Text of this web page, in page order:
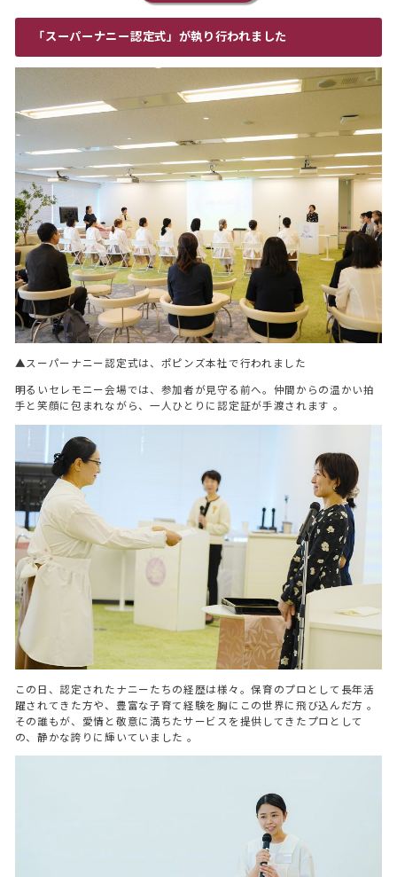
「スーパーナニー認定式」が執り行われました
▲スーパーナニー認定式は、ポピンズ本社で行われました
明るいセレモニー会場では、参加者が見守る前へ。仲間からの温かい拍
手と笑顔に包まれながら、一人ひとりに認定証が手渡されます 。
この日、認定されたナニーたちの経歴は様々。保育のプロとして長年活
躍されてきた方や、豊富な子育て経験を胸にこの世界に飛び込んだ方 。
その誰もが、愛情と敬意に満ちたサービスを提供してきたプロとして
の、静かな誇りに輝いていました 。